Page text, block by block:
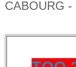
CABOURG -